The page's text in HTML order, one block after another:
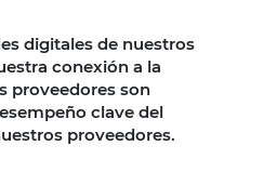
digitales de nuestros
conexión a la
proveedores son
clave del
proveedores.